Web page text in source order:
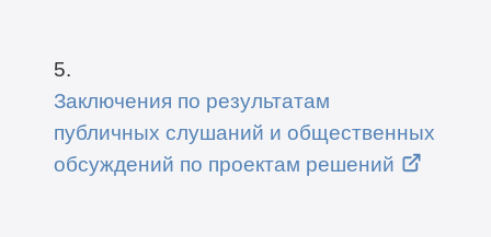
5.
Заключения по результатам
публичных слушаний и общественных
обсуждений по проектам решений